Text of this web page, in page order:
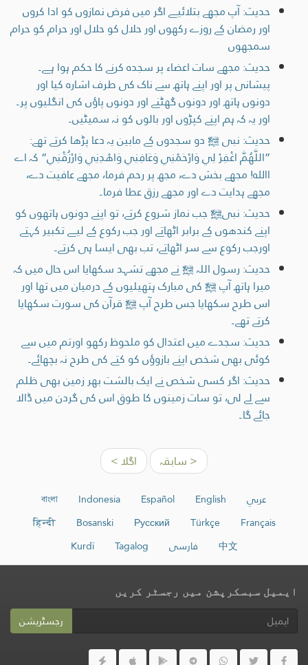
حدیث: آپ مجھے بتلائیے اگر میں فرض نمازوں کو ادا کروں
اور رمضان کے روزے رکھوں اور حلال کو حلال اور حرام کو حرام
سمجھوں
حدیث: مجھے سات اعضاء پر سجدہ کرنے کا حکم ہوا ہے۔
پیشانی پر اور اپنے ہاتھ سے ناک کی طرف اشارہ کیا اور
دونوں ہاتھ اور دونوں گھٹنے اور دونوں پاؤں کی انگلیوں پر۔
اور یہ کہ ہم اپنے کپڑوں اور بالوں کو نہ سمیٹیں۔
حدیث: نبی ﷺ دو سجدوں کے مابین یہ دعا پڑھا کرتے تھے:
”اللَّهُمَّ اغْفِرْ لِي وَارْحَمْنِي وَعَافِنِي وَاهْدِنِي وَارْزُقْنِي“ کہ اے
اﷲ! مجھے بخش دے، مجھ پر رحم فرما، مجھے عافیت دے،
مجھے ہدایت دے اور مجھے رزق عطا فرما۔
حدیث: نبیﷺ جب نماز شروع کرتے، تو اپنے دونوں ہاتھوں کو
اپنے کندھوں کے برابر اٹھاتے اور جب رکوع کے لیے تکبیر کہتے
اورجب رکوع سے سر اٹھاتے، تب بھی ایسا ہی کرتے۔
حدیث: رسول اللہ ﷺ نے مجھے تشہد سکھایا اس حال میں کہ
میرا ہاتھ آپ ﷺ کی مبارک ہتھیلیوں کے درمیان میں تھا اور
اس طرح سکھایا جس طرح آپ ﷺ قرآن کی سورت سکھایا
کرتے تھے۔
حدیث: سجدے میں اعتدال کو ملحوظ رکھو اورتم میں سے
کوئی بھی شخص اپنے بازوؤں کو کتے کی طرح نہ بچھائے۔
حدیث: اگر کسی شخص نے ایک بالشت بھر زمین بھی ظلم
سے لے لی، تو سات زمینوں کا طوق اس کی گردن میں ڈالا
جائے گا۔
< سابقہ اگلا >
عربي English
Español
Indonesia
বাংলা
Français
Türkçe
Русский
Bosanski
हिन्दी
中文
فارسی Tagalog
Kurdî
ایمیل سبسکرپشن میں رجسٹر کریں
رجسٹریشن